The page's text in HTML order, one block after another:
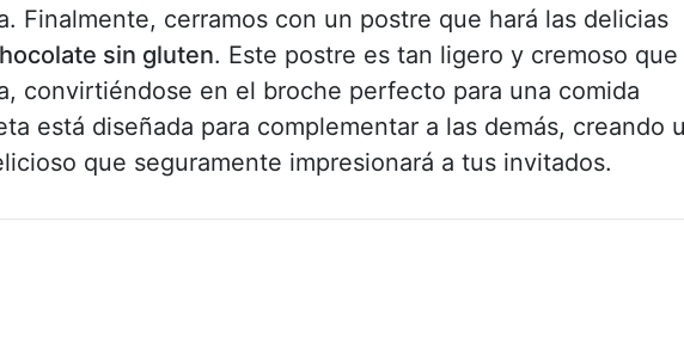
Finalmente, cerramos con un postre que hará las delicias
sin gluten. Este postre es tan ligero y cremoso que
convirtiéndose en el broche perfecto para una comida
está diseñada para complementar a las demás, creando
que seguramente impresionará a tus invitados.